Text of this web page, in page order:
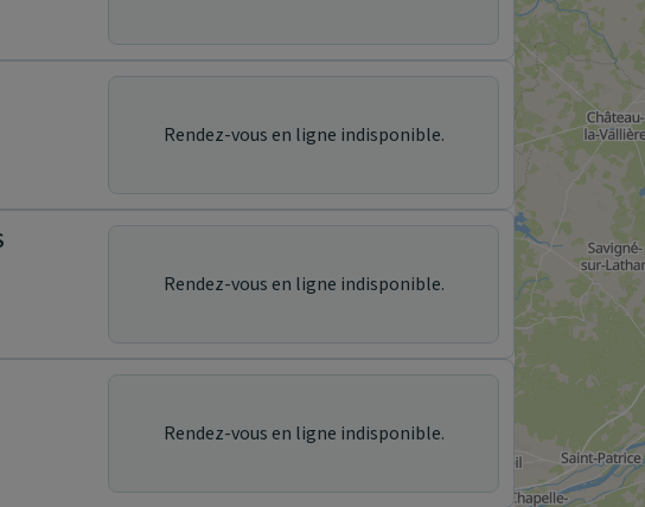
Rendez-vous en ligne indisponible.
Rendez-vous en ligne indisponible.
Rendez-vous en ligne indisponible.